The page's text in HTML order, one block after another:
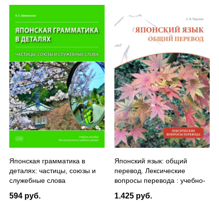
Японская грамматика в
деталях: частицы, союзы и
служебные слова
594 руб.
Японский язык: общий
перевод. Лексические
вопросы перевода : учебно-
1.425 руб.